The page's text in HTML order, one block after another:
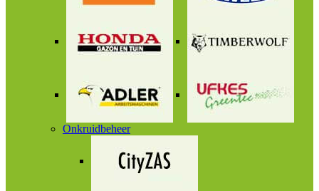
Onkruidbeheer